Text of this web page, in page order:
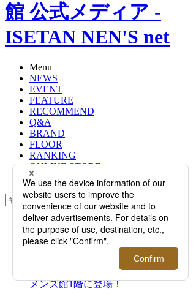
館 公式メディア -
ISETAN NEN'S net
Menu
NEWS
EVENT
FEATURE
RECOMMEND
Q&A
BRAND
FLOOR
RANKING
ONLINE STORE
SERVICE
検索
TOP
PHOTO
＜コーチ＞｜アーカイブから着想さ
れたコレクション「the COACH
originals」のポップ アップ ストアが
メンズ館1階に登場！